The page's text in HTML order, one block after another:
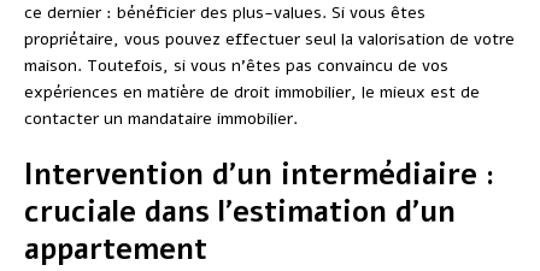
ce dernier : bénéficier des plus-values. Si vous êtes
propriétaire, vous pouvez effectuer seul la valorisation de votre
maison. Toutefois, si vous n’êtes pas convaincu de vos
expériences en matière de droit immobilier, le mieux est de
contacter un mandataire immobilier.
Intervention d’un intermédiaire :
cruciale dans l’estimation d’un
appartement